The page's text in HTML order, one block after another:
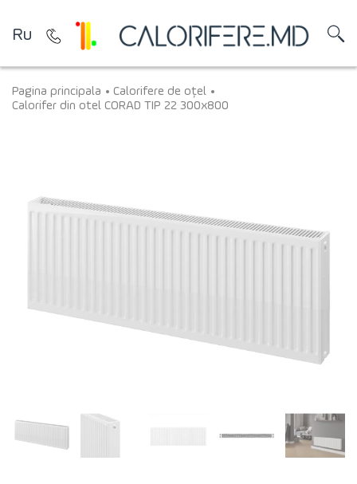
Ru
Pagina principala
Calorifere de oțel
Calorifer din otel CORAD TIP 22 300x800